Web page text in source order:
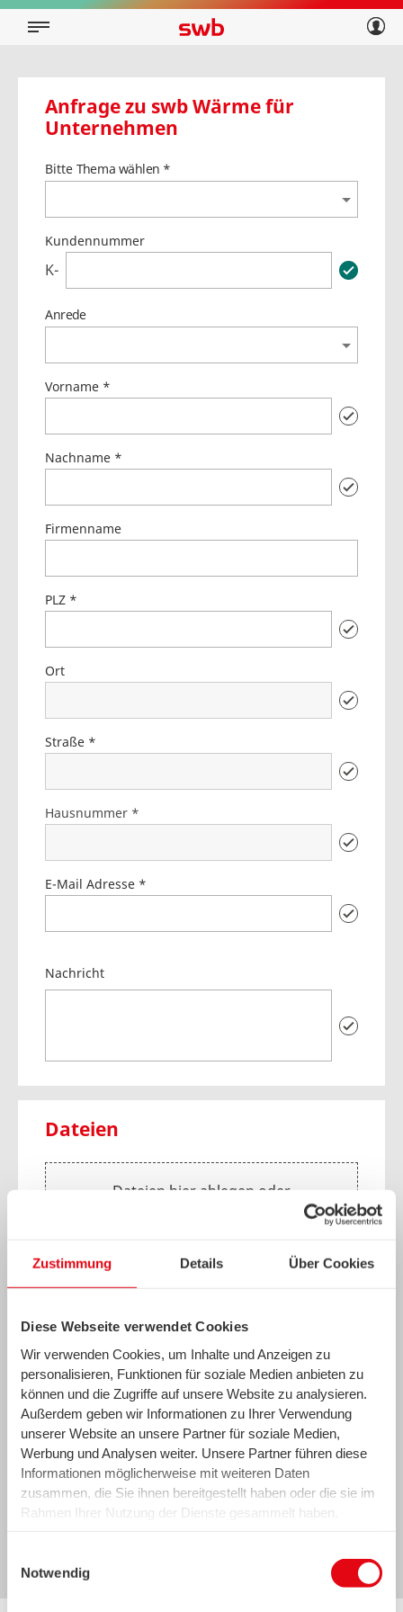
Zustimmung Details Über Cookies
Diese Webseite verwendet Cookies
Wir verwenden Cookies, um Inhalte und Anzeigen zu
personalisieren, Funktionen für soziale Medien anbieten zu
können und die Zugriffe auf unsere Website zu analysieren.
Außerdem geben wir Informationen zu Ihrer Verwendung
unserer Website an unsere Partner für soziale Medien,
Werbung und Analysen weiter. Unsere Partner führen diese
Informationen möglicherweise mit weiteren Daten
zusammen, die Sie ihnen bereitgestellt haben oder die sie im
Rahmen Ihrer Nutzung der Dienste gesammelt haben.
existiert. Das birgt das Risiko des unbemerkten Zugriffs
durch Behörden, das Fehlen von Betroffenenrechten,
Notwendig
Privatkunden
Anfrage zu swb Wärme für
Unternehmen
Bitte Thema wählen *
Kundennummer
K-
Anrede
Vorname *
Nachname *
Firmenname
PLZ *
Ort
Straße *
Hausnummer *
E-Mail Adresse *
Nachricht
Dateien
Dateien hier ablegen oder
Unterstützte Datei-Typen: PDF-, JPG-
oder PNG-Dateien von maximal 50 MB
Größe.
Friendly Captcha
Senden